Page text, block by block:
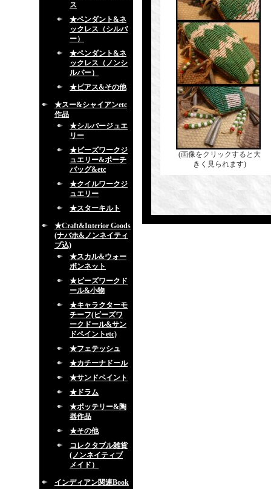
ス
★ペンダント&ネ
ックレス（シルバ
ー）
★ペンダント&ネ
ックレス（ノンシ
ルバー）
★ピアス&その他
★スー&シャイアンetc
作品
★シルバージュエ
リー
★ビーズワークジ
ュエリー&ポーチ
バッグ&etc
★クイルワークジ
ュエリー
★スターキルト
★Craft&Interior Goods
(ナバホ&ノンネイティ
ブ込)
★スカル&ウォー
ボンネット
★ビーズワークド
ール&小物
★キャラクターモ
チーフ(ビーズワ
ークドール&サン
ドペイントetc)
★フェテッシュ
★カチーナドール
★サンドペイント
★ドラム
★ポッテリー&陶
器作品
★その他
コレクタブル雑貨
(ノンネイティブ
メイド）
インディアン関連Book
(画像をクリックすると大
きく見られます)